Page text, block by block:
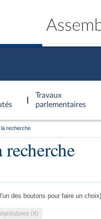
Travaux
parlementaires
recherche
recherche
des boutons pour faire un choix)
(X)